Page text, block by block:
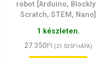
robot [Arduino, Blockly
Scratch, STEM, Nano]
1 készleten.
27.350Ft (21.535Ft+ÁFA)